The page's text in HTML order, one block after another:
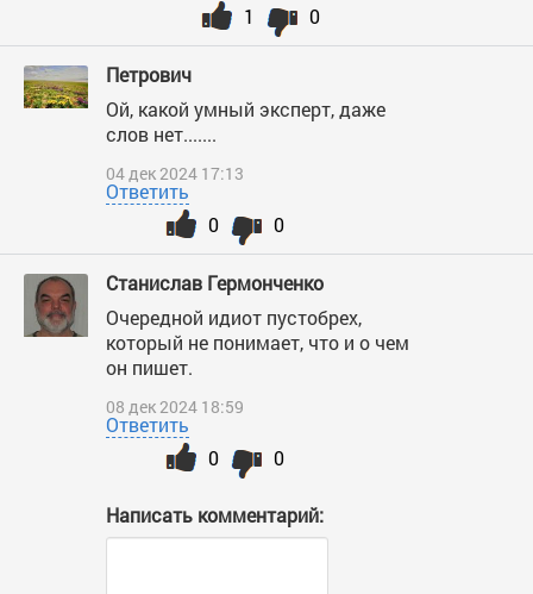
0
1
Петрович
Ой, какой умный эксперт, даже
слов нет.......
04 дек 2024 17:13
Ответить
0
0
Станислав Гермонченко
Очередной идиот пустобрех,
который не понимает, что и о чем
он пишет.
08 дек 2024 18:59
Ответить
0
0
Написать комментарий: